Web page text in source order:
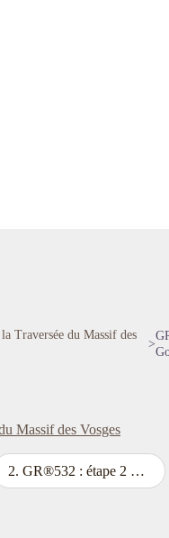
Voir l'image en
Traversée du Massif des
>
Massif des Vosges
2.GR®532 : étape 2 de Goersdorf à Obersteinbach